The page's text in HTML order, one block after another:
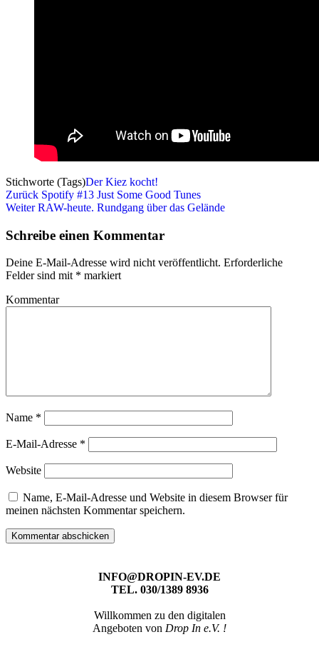
Stichworte (Tags)Der Kiez kocht!
Beitragsnavigation
Vorheriger
Beitrag
Zurück Spotify #13 Just Some Good Tunes
Nächster
Weiter RAW-heute. Rundgang über das Gelände
Schreibe einen Kommentar
Deine E-Mail-Adresse wird nicht veröffentlicht. Erforderliche
Felder sind mit * markiert
Kommentar
Name *
E-Mail-Adresse *
Website
Name, E-Mail-Adresse und Website in diesem Browser für
meinen nächsten Kommentar speichern.
INFO@DROPIN-EV.DE
TEL. 030/1389 8936
Willkommen zu den digitalen
Angeboten von Drop In e.V. !